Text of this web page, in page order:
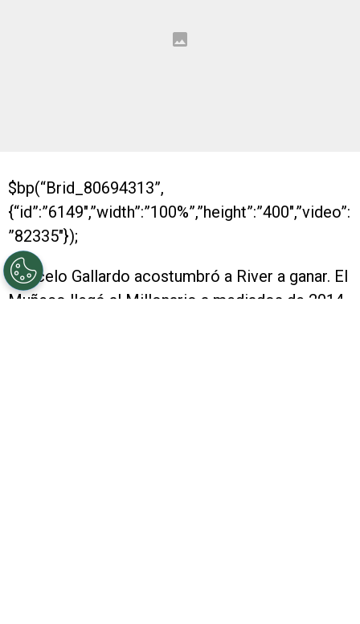
$bp(“Brid_80694313”,
{“id”:”6149″,”width”:”100%”,”height”:”400″,”video”:
”82335″});
Marcelo Gallardo acostumbró a River a ganar. El
Muñeco llegó al Millonario a mediados de 2014